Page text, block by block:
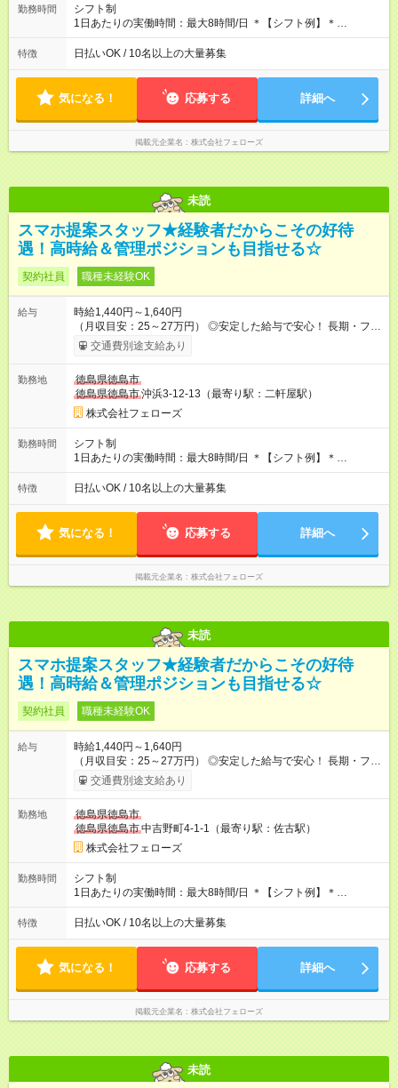
と同じです。
勤務時間
シフト制
1日あたりの実働時間：最大8時間/日 ＊【シフト例】＊
(1) 10:00～19:00 (2) 11:00～20:00 (3) 12:00～21:00 など ◎
いずれも実働8時間・休憩1時間です。中抜けシフトなどはあり
たい」などあれば相談に応じますのでおっしゃってください！
特徴 日払いOK / 10名以上の大量募集
気になる！ 応募する 詳細へ
掲載元企業名 株式会社フェローズ
未読
スマホ提案スタッフ★経験者だからこその好待
遇！高時給＆管理ポジションも目指せる☆
契約社員 職種未経験OK
給与
時給1,440円～1,640円
（月収目安：25～27万円） ◎安定した給与で安心！ 長期・フル
タイムで勤務いただける方にお越しいただきたいと思っていま
す。シフトが削られることはないので、安定した給与が入りま
たいという人もいると思います。このあたりは柔軟に対応する
ので、お気軽にご相談ください！ ※2ヶ月の試用期間がありま
す。その間の給与・待遇に変更はありません。 【試用期間】試
用期間あり 試用期間の長さ：2ヶ月 雇用形態、給与は本採用時
と同じです。
交通費別途支給あり
勤務地
徳島県徳島市
徳島県徳島市沖浜3-12-13（最寄り駅：二軒屋駅）
株式会社フェローズ
勤務時間
シフト制
1日あたりの実働時間：最大8時間/日 ＊【シフト例】＊
(1) 10:00～19:00 (2) 11:00～20:00 (3) 12:00～21:00 など ◎
いずれも実働8時間・休憩1時間です。中抜けシフトなどはあり
たい」などあれば相談に応じますのでおっしゃってください！
特徴 日払いOK / 10名以上の大量募集
気になる！ 応募する 詳細へ
掲載元企業名 株式会社フェローズ
未読
スマホ提案スタッフ★経験者だからこその好待
遇！高時給＆管理ポジションも目指せる☆
契約社員 職種未経験OK
給与
時給1,440円～1,640円
（月収目安：25～27万円） ◎安定した給与で安心！ 長期・フル
タイムで勤務いただける方にお越しいただきたいと思っていま
す。シフトが削られることはないので、安定した給与が入りま
たいという人もいると思います。このあたりは柔軟に対応する
ので、お気軽にご相談ください！ ※2ヶ月の試用期間がありま
す。その間の給与・待遇に変更はありません。 【試用期間】試
用期間あり 試用期間の長さ：2ヶ月 雇用形態、給与は本採用時
と同じです。
交通費別途支給あり
勤務地
徳島県徳島市
徳島県徳島市中吉野町4-1-1（最寄り駅：佐古駅）
株式会社フェローズ
勤務時間
シフト制
1日あたりの実働時間：最大8時間/日 ＊【シフト例】＊
(1) 10:00～19:00 (2) 11:00～20:00 (3) 12:00～21:00 など ◎
いずれも実働8時間・休憩1時間です。中抜けシフトなどはあり
たい」などあれば相談に応じますのでおっしゃってください！
特徴 日払いOK / 10名以上の大量募集
気になる！ 応募する 詳細へ
掲載元企業名 株式会社フェローズ
未読